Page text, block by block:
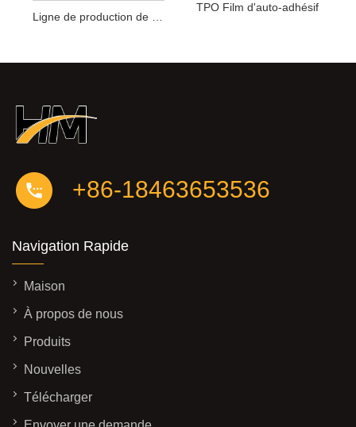
Ligne de production de la membrane d'étanchéité TPO renforcée
TPO Film d'auto-adhésif
+86-18463653536
Navigation Rapide
Maison
À propos de nous
Produits
Nouvelles
Télécharger